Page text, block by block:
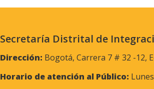
Secretaría Distrital de
Dirección: Bogotá, Carrera 7 # 32 -12,
Horario de atención al Público: